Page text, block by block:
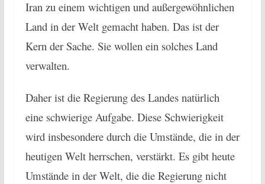
Iran zu einem wichtigen und außergewöhnlichen
Land in der Welt gemacht haben. Das ist der
Kern der Sache. Sie wollen ein solches Land
verwalten.
Daher ist die Regierung des Landes natürlich
eine schwierige Aufgabe. Diese Schwierigkeit
wird insbesondere durch die Umstände, die in der
heutigen Welt herrschen, verstärkt. Es gibt heute
Umstände in der Welt, die die Regierung nicht